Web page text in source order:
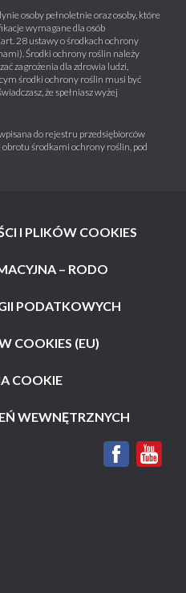
osoby pełnoletnie oraz osoby, które
wymagane dla osób
28 ustawy o środkach ochrony
Środki ochrony roślin należy
zagrożenia dla zdrowia ludzi,
środki ochrony roślin musi być
że spełniasz wyżej
do rejestru przedsiębiorców
środkami ochrony roślin, pod
I PLIKÓW COOKIES
– RODO
PODATKOWYCH
COOKIES (EU)
COOKIE
WEWNĘTRZNYCH